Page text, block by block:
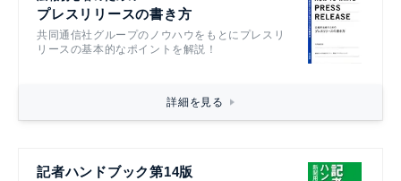
プレスリリースの書き方
共同通信社グループのノウハウをもとにプレスリ
リースの基本的なポイントを解説！
詳細を見る
記者ハンドブック第14版